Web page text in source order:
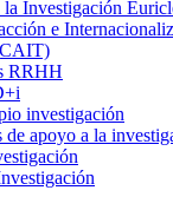
Investigación
e
RRHH
investigación
de apoyo a la